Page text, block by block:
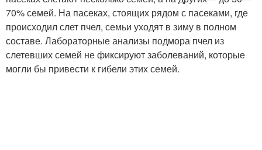
70% семей. На пасеках, стоящих рядом с пасеками, где
происходил слет пчел, семьи уходят в зиму в полном
составе. Лабораторные анализы подмора пчел из
слетевших семей не фиксируют заболеваний, которые
могли бы привести к гибели этих семей.